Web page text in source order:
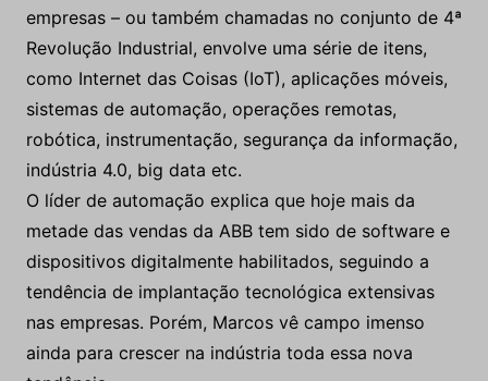
empresas – ou também chamadas no conjunto de 4ª
Revolução Industrial, envolve uma série de itens,
como Internet das Coisas (IoT), aplicações móveis,
sistemas de automação, operações remotas,
robótica, instrumentação, segurança da informação,
indústria 4.0, big data etc.
O líder de automação explica que hoje mais da
metade das vendas da ABB tem sido de software e
dispositivos digitalmente habilitados, seguindo a
tendência de implantação tecnológica extensivas
nas empresas. Porém, Marcos vê campo imenso
ainda para crescer na indústria toda essa nova